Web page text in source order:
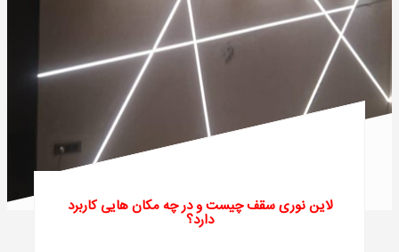
لاین نوری سقف چیست و در چه مکان‌ هایی کاربرد
دارد؟